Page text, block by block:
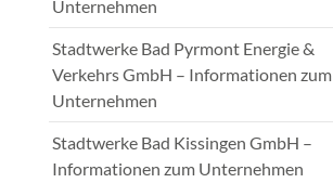
Unternehmen
Stadtwerke Bad Pyrmont Energie &
Verkehrs GmbH – Informationen zum
Unternehmen
Stadtwerke Bad Kissingen GmbH –
Informationen zum Unternehmen